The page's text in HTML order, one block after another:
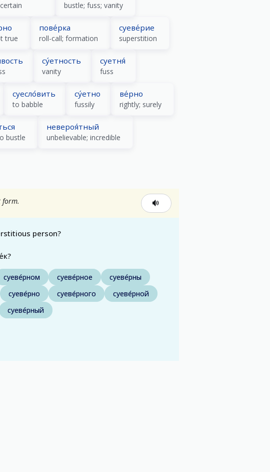
bustle; fuss; vanity
true
пове́рка
roll-call; formation
суеве́рие
superstition
су́етность
vanity
суетня́
fuss
суесло́вить
to babble
су́етно
fussily
ве́рно
rightly; surely
bustle
невероя́тный
unbelievable; incredible
form.
person?
суеве́рном суеве́рное
суеве́рны
суеве́рно суеве́рного
суеве́рной
суеве́рный